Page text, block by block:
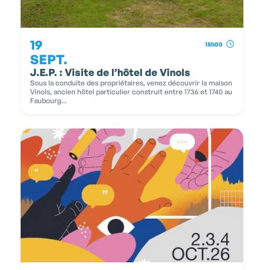
19
SEPT.
15h00
J.E.P. : Visite de l’hôtel de Vinols
Sous la conduite des propriétaires, venez découvrir la maison
Vinols, ancien hôtel particulier construit entre 1736 et 1740 au
Faubourg...